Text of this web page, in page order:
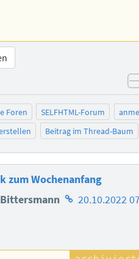
Foren SELFHTML-Forum
Beitrag im Thread-Baum
zum Wochenanfang
Homepage
20.10.2022